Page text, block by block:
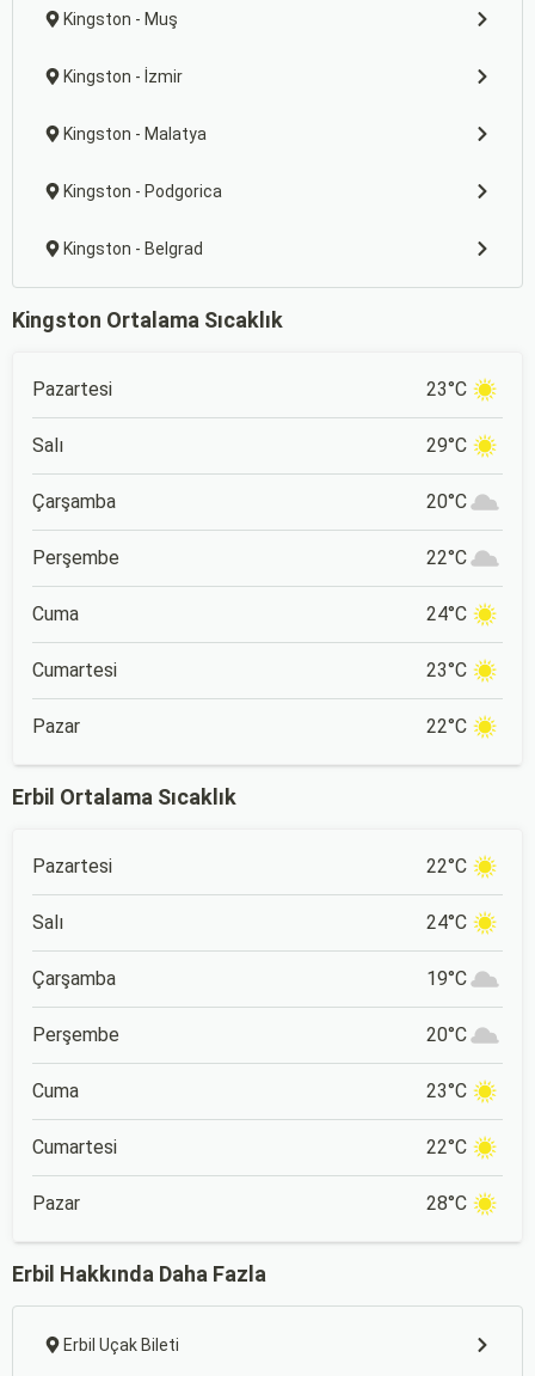
Kingston - Muş
Kingston - İzmir
Kingston - Malatya
Kingston - Podgorica
Kingston - Belgrad
Kingston Ortalama Sıcaklık
Pazartesi 23°C
Salı 29°C
Çarşamba 20°C
Perşembe 22°C
Cuma 24°C
Cumartesi 23°C
Pazar 22°C
Erbil Ortalama Sıcaklık
Pazartesi 22°C
Salı 24°C
Çarşamba 19°C
Perşembe 20°C
Cuma 23°C
Cumartesi 22°C
Pazar 28°C
Erbil Hakkında Daha Fazla
Erbil Uçak Bileti